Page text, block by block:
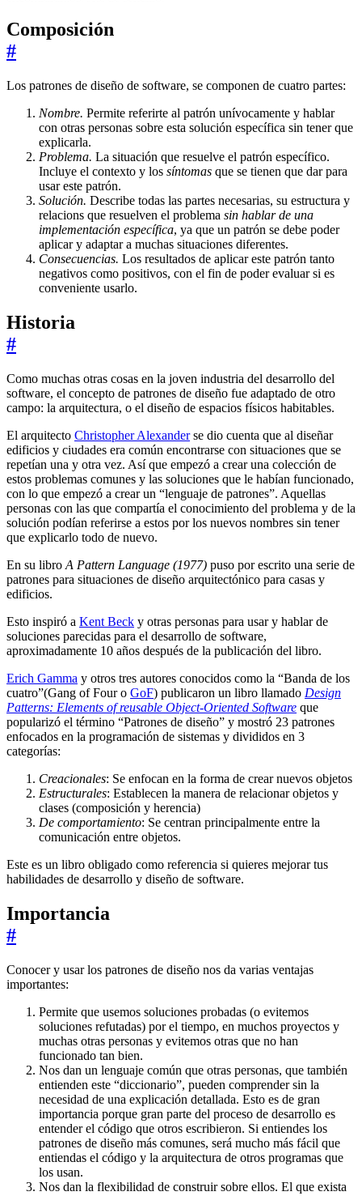
Composición
#
Los patrones de diseño de software, se componen de cuatro partes:
Nombre. Permite referirte al patrón unívocamente y hablar
con otras personas sobre esta solución específica sin tener que
explicarla.
Problema. La situación que resuelve el patrón específico.
Incluye el contexto y los síntomas que se tienen que dar para
usar este patrón.
Solución. Describe todas las partes necesarias, su estructura y
relacions que resuelven el problema sin hablar de una
implementación específica, ya que un patrón se debe poder
aplicar y adaptar a muchas situaciones diferentes.
Consecuencias. Los resultados de aplicar este patrón tanto
negativos como positivos, con el fin de poder evaluar si es
conveniente usarlo.
Historia
#
Como muchas otras cosas en la joven industria del desarrollo del
software, el concepto de patrones de diseño fue adaptado de otro
campo: la arquitectura, o el diseño de espacios físicos habitables.
El arquitecto Christopher Alexanderse dio cuenta que al diseñar
edificios y ciudades era común encontrarse con situaciones que se
repetían una y otra vez. Así que empezó a crear una colección de
estos problemas comunes y las soluciones que le habían funcionado,
con lo que empezó a crear un “lenguaje de patrones”. Aquellas
personas con las que compartía el conocimiento del problema y de la
solución podían referirse a estos por los nuevos nombres sin tener
que explicarlo todo de nuevo.
En su libro A Pattern Language (1977) puso por escrito una serie de
patrones para situaciones de diseño arquitectónico para casas y
edificios.
Esto inspiró a Kent Beck y otras personas para usar y hablar de
soluciones parecidas para el desarrollo de software,
aproximadamente 10 años después de la publicación del libro.
Erich Gamma y otros tres autores conocidos como la “Banda de los
cuatro”(Gang of Four o GoF) publicaron un libro llamado Design
Patterns: Elements of reusable Object-Oriented Software que
popularizó el término “Patrones de diseño” y mostró 23 patrones
enfocados en la programación de sistemas y divididos en 3
categorías:
Creacionales: Se enfocan en la forma de crear nuevos objetos
Estructurales: Establecen la manera de relacionar objetos y
clases (composición y herencia)
De comportamiento: Se centran principalmente entre la
comunicación entre objetos.
Este es un libro obligado como referencia si quieres mejorar tus
habilidades de desarrollo y diseño de software.
Importancia
#
Conocer y usar los patrones de diseño nos da varias ventajas
importantes:
Permite que usemos soluciones probadas (o evitemos
soluciones refutadas) por el tiempo, en muchos proyectos y
muchas otras personas y evitemos otras que no han
funcionado tan bien.
Nos dan un lenguaje común que otras personas, que también
entienden este “diccionario”, pueden comprender sin la
necesidad de una explicación detallada. Esto es de gran
importancia porque gran parte del proceso de desarrollo es
entender el código que otros escribieron. Si entiendes los
patrones de diseño más comunes, será mucho más fácil que
entiendas el código y la arquitectura de otros programas que
los usan.
Nos dan la flexibilidad de construir sobre ellos. El que exista